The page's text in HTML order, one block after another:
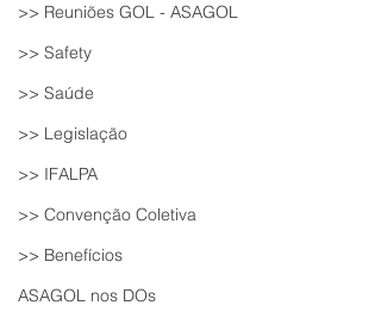
>> Reuniões GOL - ASAGOL
>> Safety
>> Saúde
>> Legislação
>> IFALPA
>> Convenção Coletiva
>> Benefícios
ASAGOL nos DOs